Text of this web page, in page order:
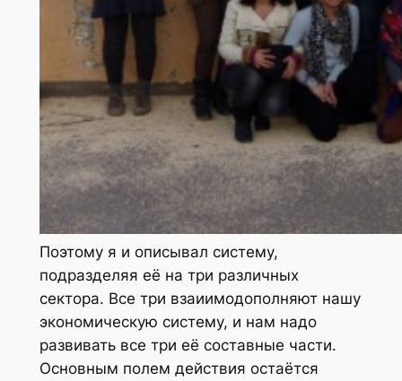
Поэтому я и описывал систему,
подразделяя её на три различных
сектора. Все три взаиимодополняют нашу
экономическую систему, и нам надо
развивать все три её составные части.
Основным полем действия остаётся